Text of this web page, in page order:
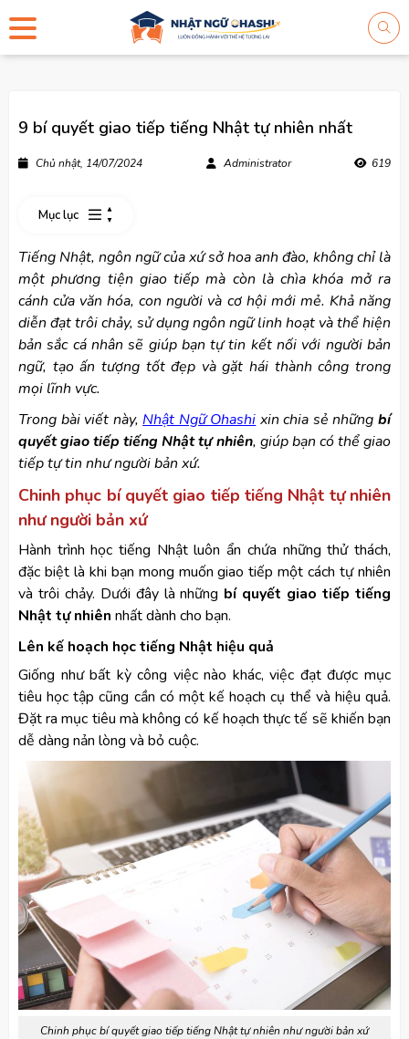
9 bí quyết giao tiếp tiếng Nhật tự nhiên nhất
Chủ nhật, 14/07/2024 Administrator 619
Mục lục
Tiếng Nhật, ngôn ngữ của xứ sở hoa anh đào, không chỉ là
một phương tiện giao tiếp mà còn là chìa khóa mở ra
cánh cửa văn hóa, con người và cơ hội mới mẻ. Khả năng
diễn đạt trôi chảy, sử dụng ngôn ngữ linh hoạt và thể hiện
bản sắc cá nhân sẽ giúp bạn tự tin kết nối với người bản
ngữ, tạo ấn tượng tốt đẹp và gặt hái thành công trong
mọi lĩnh vực.
Trong bài viết này, Nhật Ngữ Ohashi xin chia sẻ nhữngbí
quyết giao tiếp tiếng Nhật tự nhiên, giúp bạn có thể giao
tiếp tự tin như người bản xứ.
Chinh phục bí quyết giao tiếp tiếng Nhật tự nhiên
như người bản xứ
Hành trình học tiếng Nhật luôn ẩn chứa những thử thách,
đặc biệt là khi bạn mong muốn giao tiếp một cách tự nhiên
và trôi chảy. Dưới đây là những bí quyết giao tiếp tiếng
Nhật tự nhiên nhất dành cho bạn.
Lên kế hoạch học tiếng Nhật hiệu quả
Giống như bất kỳ công việc nào khác, việc đạt được mục
tiêu học tập cũng cần có một kế hoạch cụ thể và hiệu quả.
Đặt ra mục tiêu mà không có kế hoạch thực tế sẽ khiến bạn
dễ dàng nản lòng và bỏ cuộc.
Chinh phục bí quyết giao tiếp tiếng Nhật tự nhiên như người bản xứ